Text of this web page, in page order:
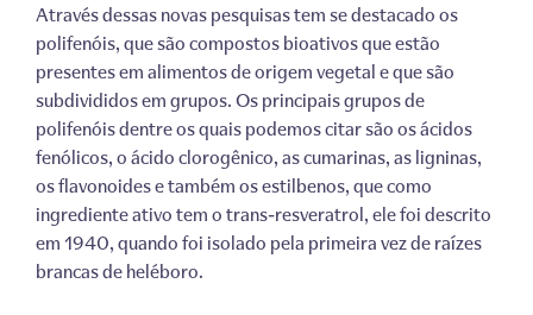
Através dessas novas pesquisas tem se destacado os
polifenóis, que são compostos bioativos que estão
presentes em alimentos de origem vegetal e que são
subdivididos em grupos. Os principais grupos de
polifenóis dentre os quais podemos citar são os ácidos
fenólicos, o ácido clorogênico, as cumarinas, as ligninas,
os flavonoides e também os estilbenos, que como
ingrediente ativo tem o trans-resveratrol, ele foi descrito
em 1940, quando foi isolado pela primeira vez de raízes
brancas de heléboro.